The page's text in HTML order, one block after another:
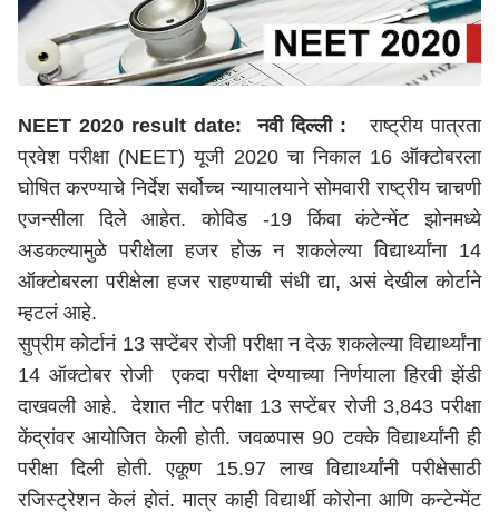
NEET 2020 result date: नवी दिल्ली :
राष्ट्रीय पात्रता
प्रवेश परीक्षा (NEET) यूजी 2020 चा निकाल 16 ऑक्टोबरला
घोषित करण्याचे निर्देश सर्वोच्च न्यायालयाने सोमवारी राष्ट्रीय चाचणी
एजन्सीला दिले आहेत. कोविड -19 किंवा कंटेन्मेंट झोनमध्ये
अडकल्यामुळे परीक्षेला हजर होऊ न शकलेल्या विद्यार्थ्यांना 14
ऑक्टोबरला परीक्षेला हजर राहण्याची संधी द्या, असं देखील कोर्टाने
म्हटलं आहे.
सुप्रीम कोर्टानं 13 सप्टेंबर रोजी परीक्षा न देऊ शकलेल्या विद्यार्थ्यांना
14 ऑक्टोबर रोजी एकदा परीक्षा देण्याच्या निर्णयाला हिरवी झेंडी
दाखवली आहे. देशात नीट परीक्षा 13 सप्टेंबर रोजी 3,843 परीक्षा
केंद्रांवर आयोजित केली होती. जवळपास 90 टक्के विद्यार्थ्यांनी ही
परीक्षा दिली होती. एकूण 15.97 लाख विद्यार्थ्यांनी परीक्षेसाठी
रजिस्ट्रेशन केलं होतं. मात्र काही विद्यार्थी कोरोना आणि कन्टेन्मेंट